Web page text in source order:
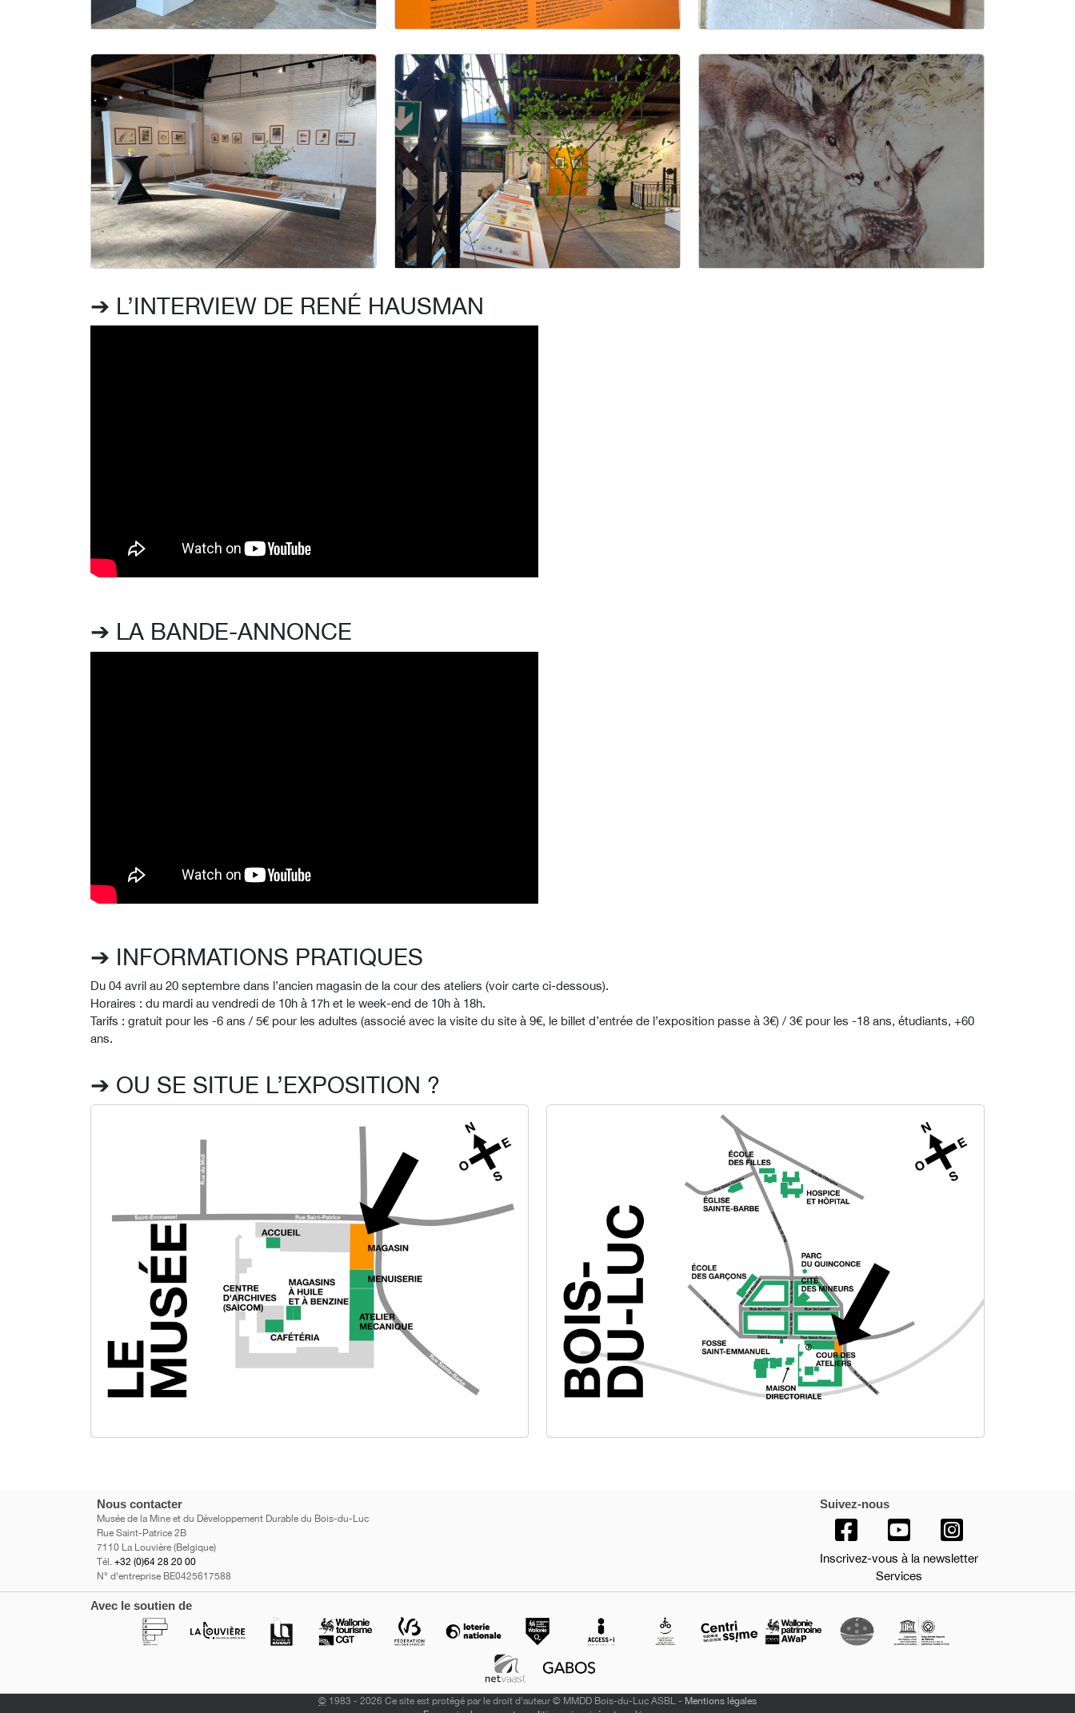
➔ L’INTERVIEW DE RENÉ HAUSMAN
➔ LA BANDE-ANNONCE
➔ INFORMATIONS PRATIQUES
Du 04 avril au 20 septembre dans l’ancien magasin de la cour des ateliers (voir carte ci-dessous).
Horaires : du mardi au vendredi de 10h à 17h et le week-end de 10h à 18h.
Tarifs : gratuit pour les -6 ans / 5€ pour les adultes (associé avec la visite du site à 9€, le billet d’entrée de l’exposition passe à 3€) / 3€ pour les -18 ans, étudiants, +60
ans.
➔ OU SE SITUE L’EXPOSITION ?
Nous contacter
Musée de la Mine et du Développement Durable du Bois-du-Luc
Rue Saint-Patrice 2B
7110 La Louvière (Belgique)
Tél. +32 (0)64 28 20 00
N° d'entreprise BE0425617588
Suivez-nous
Inscrivez-vous à la newsletter
Services
Avec le soutien de
© 1983 - 2026 Ce site est protégé par le droit d'auteur © MMDD Bois-du-Luc ASBL - Mentions légales